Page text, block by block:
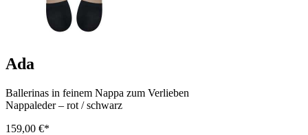
Ada
Ballerinas in feinem Nappa zum Verlieben
Nappaleder – rot / schwarz
159,00 €*